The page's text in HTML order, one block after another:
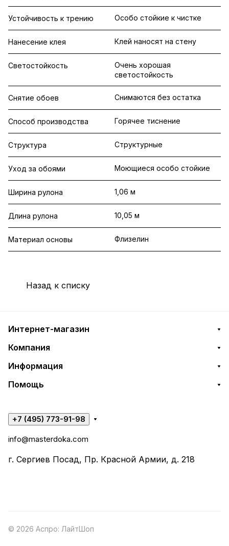
Устойчивость к трению Особо стойкие к чистке
Нанесение клея Клей наносят на стену
Светостойкость
Очень хорошая
светостойкость
Снятие обоев Снимаются без остатка
Способ производства Горячее тиснение
Структура Структурные
Уход за обоями Моющиеся особо стойкие
Ширина рулона 1,06 м
Длина рулона 10,05 м
Материал основы Флизелин
Назад к списку
Интернет-магазин
Компания
Информация
Помощь
+7 (495) 773-91-98
info@masterdoka.com
г. Сергиев Посад, Пр. Красной Армии, д. 218
© 2026 Аспро: ЛайтШоп